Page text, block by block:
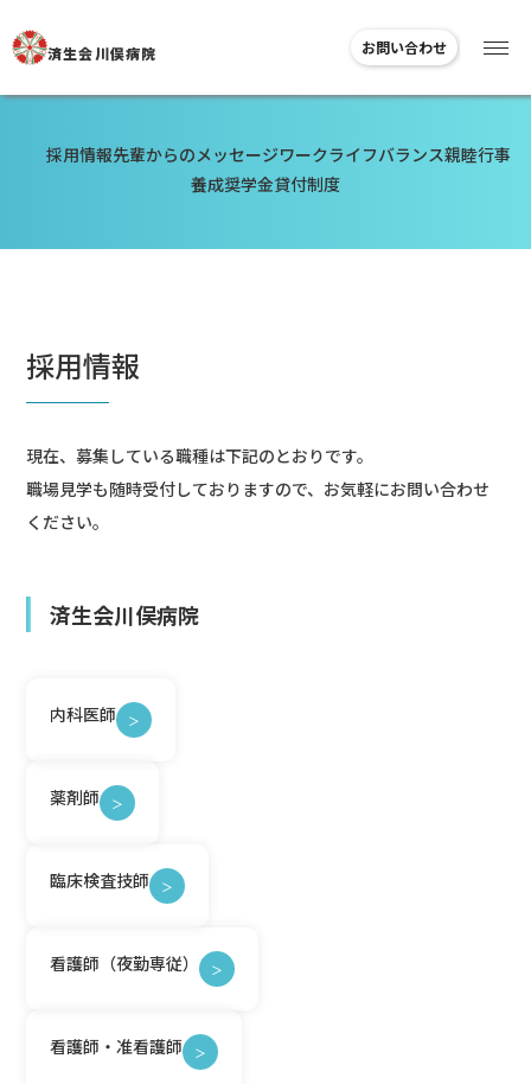
済生会川俣病院 お問い合わせ
採用情報先輩からのメッセージワークライフバランス親睦行事
養成奨学金貸付制度
採用情報
現在、募集している職種は下記のとおりです。
職場見学も随時受付しておりますので、お気軽にお問い合わせ
ください。
済生会川俣病院
内科医師 ＞
薬剤師 ＞
臨床検査技師 ＞
看護師（夜勤専従） ＞
看護師・准看護師 ＞